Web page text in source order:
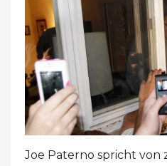
Joe Paterno spricht von